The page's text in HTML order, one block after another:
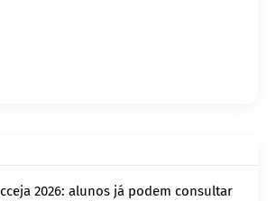
2026: alunos já podem consultar